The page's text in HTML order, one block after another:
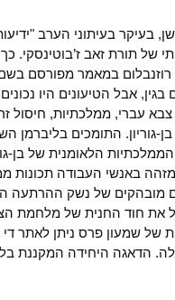
בעיקר בעיתוני הערב
של תורת זאב ז’בוטינסקי. כך
אבל הטיעונים היו
עברי, ממלכתיות, חיסול
בן-גוריון. התומכים
הממלכתיות הלאומנית של בן-
באנשי העבודה תכונות
של נשק ההרתעה
את חוד החנית של מלחמת
של שמעון פרס ניתן
הדאגה היחידה המקננת